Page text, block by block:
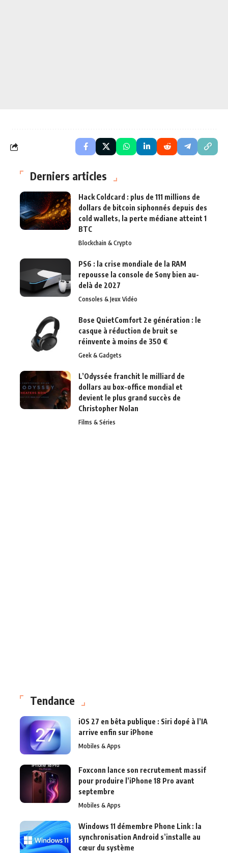
Derniers articles
Hack Coldcard : plus de 111 millions de
dollars de bitcoin siphonnés depuis des
cold wallets, la perte médiane atteint 1
BTC
Blockchain & Crypto
PS6 : la crise mondiale de la RAM
repousse la console de Sony bien au-
delà de 2027
Consoles & Jeux Vidéo
Bose QuietComfort 2e génération : le
casque à réduction de bruit se
réinvente à moins de 350 €
Geek & Gadgets
L’Odyssée franchit le milliard de
dollars au box-office mondial et
devient le plus grand succès de
Christopher Nolan
Films & Séries
Tendance
iOS 27 en bêta publique : Siri dopé à l’IA
arrive enfin sur iPhone
Mobiles & Apps
Foxconn lance son recrutement massif
pour produire l’iPhone 18 Pro avant
septembre
Mobiles & Apps
Windows 11 démembre Phone Link : la
synchronisation Android s’installe au
cœur du système